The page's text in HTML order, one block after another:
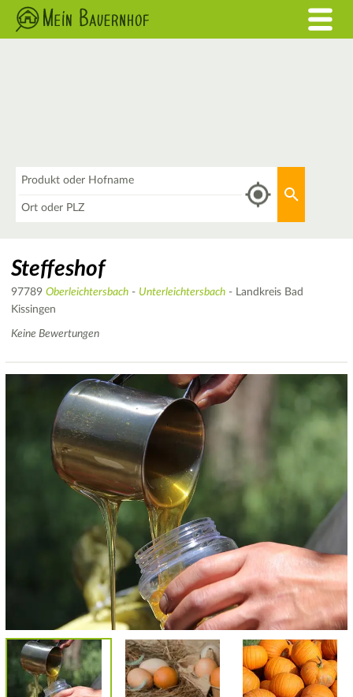
Steffeshof
97789 Oberleichtersbach - Unterleichtersbach - Landkreis Bad
Kissingen
Keine Bewertungen